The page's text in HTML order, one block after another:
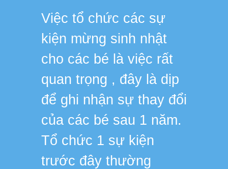
Việc tổ chức các sự
kiện mừng sinh nhật
cho các bé là việc rất
quan trọng , đây là dịp
để ghi nhận sự thay đổi
của các bé sau 1 năm.
Tổ chức 1 sự kiện
trước đây thường